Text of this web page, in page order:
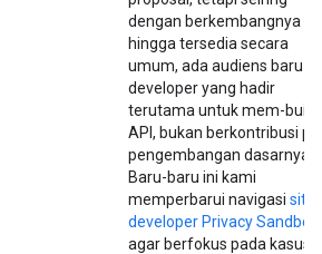
dengan berkembangnya
hingga tersedia secara
umum, ada audiens baru
developer yang hadir
terutama untuk mem-build
API, bukan berkontribusi
pengembangan dasarnya.
Baru-baru ini kami
memperbarui navigasi situs
developer Privacy Sandbox
agar berfokus pada kasus